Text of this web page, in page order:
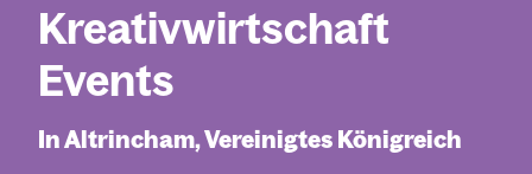
Kreativwirtschaft
Events
In Altrincham, Vereinigtes Königreich